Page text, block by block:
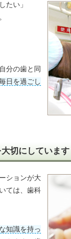
たい」
分の歯と同
日を過ごし
切にしています
ションが大
ては、歯科
知識を持っ